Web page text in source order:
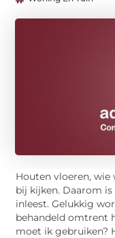
Houten vloeren, wie
bij kijken. Daarom
inleest. Gelukkig
behandeld omtrent
moet ik gebruiken?